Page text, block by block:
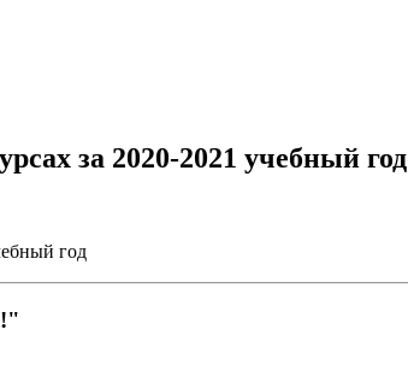
за 2020-2021 учебный год
год